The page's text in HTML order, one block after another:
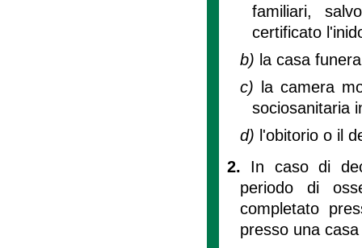
familiari,
certificato
b) la casa
c)
la camera
sociosanitaria
d) l'obitorio o il
2. In caso di
periodo di
completato
presso una